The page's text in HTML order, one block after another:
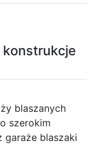
konstrukcje
blaszanych
szerokim
garaże blaszaki